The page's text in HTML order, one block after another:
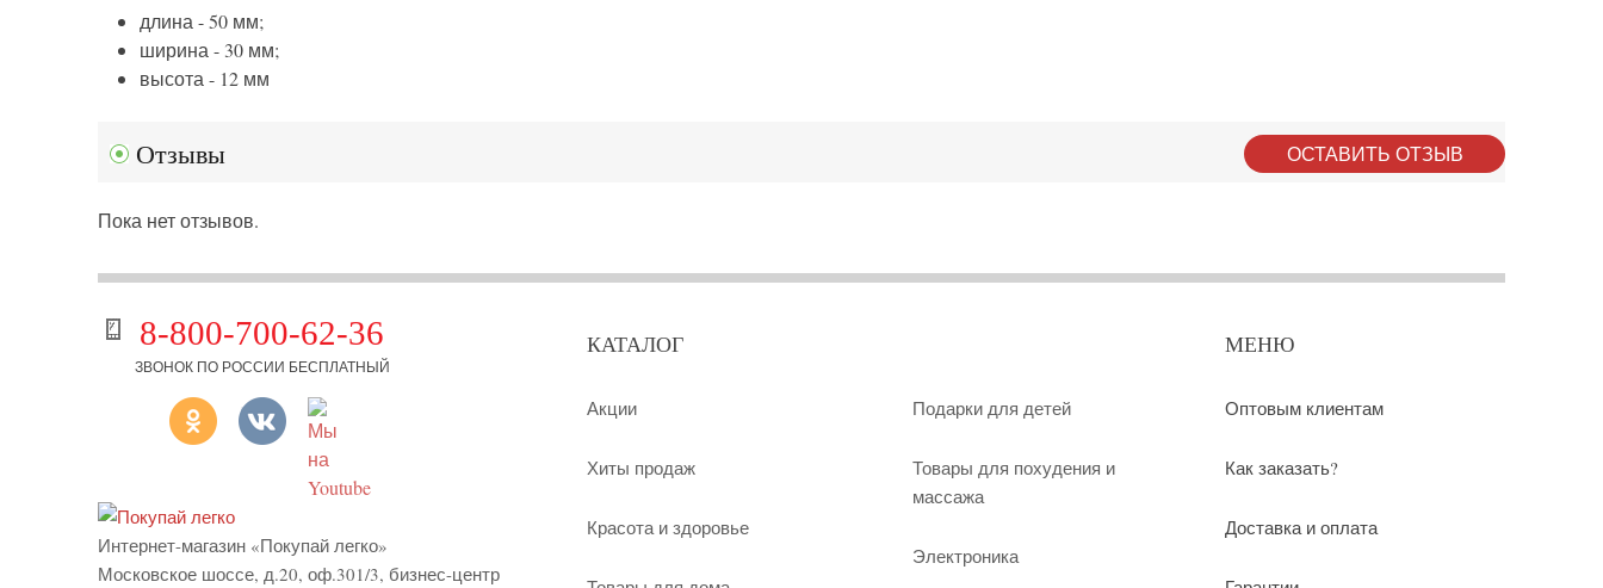
длина - 50 мм;
ширина - 30 мм;
высота - 12 мм
Отзывы ОСТАВИТЬ ОТЗЫВ
Пока нет отзывов.
8-800-700-62-36
ЗВОНОК ПО РОССИИ БЕСПЛАТНЫЙ
Интернет-магазин «Покупай легко»
Московское шоссе, д.20, оф.301/3, бизнес-центр
КАТАЛОГ
Акции
Хиты продаж
Красота и здоровье
Подарки для детей
Товары для похудения и
массажа
Электроника
МЕНЮ
Оптовым клиентам
Как заказать?
Доставка и оплата